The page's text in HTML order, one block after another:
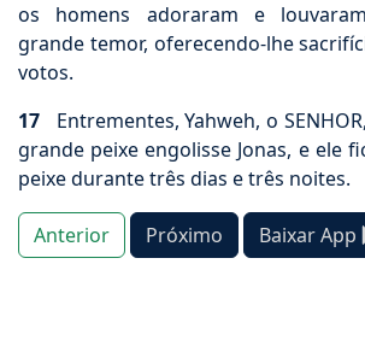
os homens adoraram e
grande temor, oferecendo-lhe
votos.
17 Entrementes, Yahweh, o
grande peixe engolisse Jonas, e ele
peixe durante três dias e três noites.
Anterior Próximo Baixar App